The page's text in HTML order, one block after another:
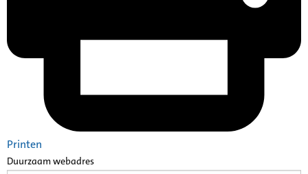
Printen
Duurzaam webadres